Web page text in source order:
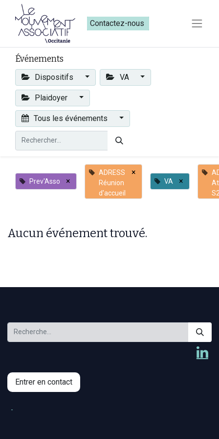
Contactez-nous​​
Événements
Dispositifs VA
Plaidoyer
Tous les événements
Prev'Asso ×
ADRESS
Réunion
d'accueil
×
VA ×
Aucun événement trouvé.
Entrer en contact